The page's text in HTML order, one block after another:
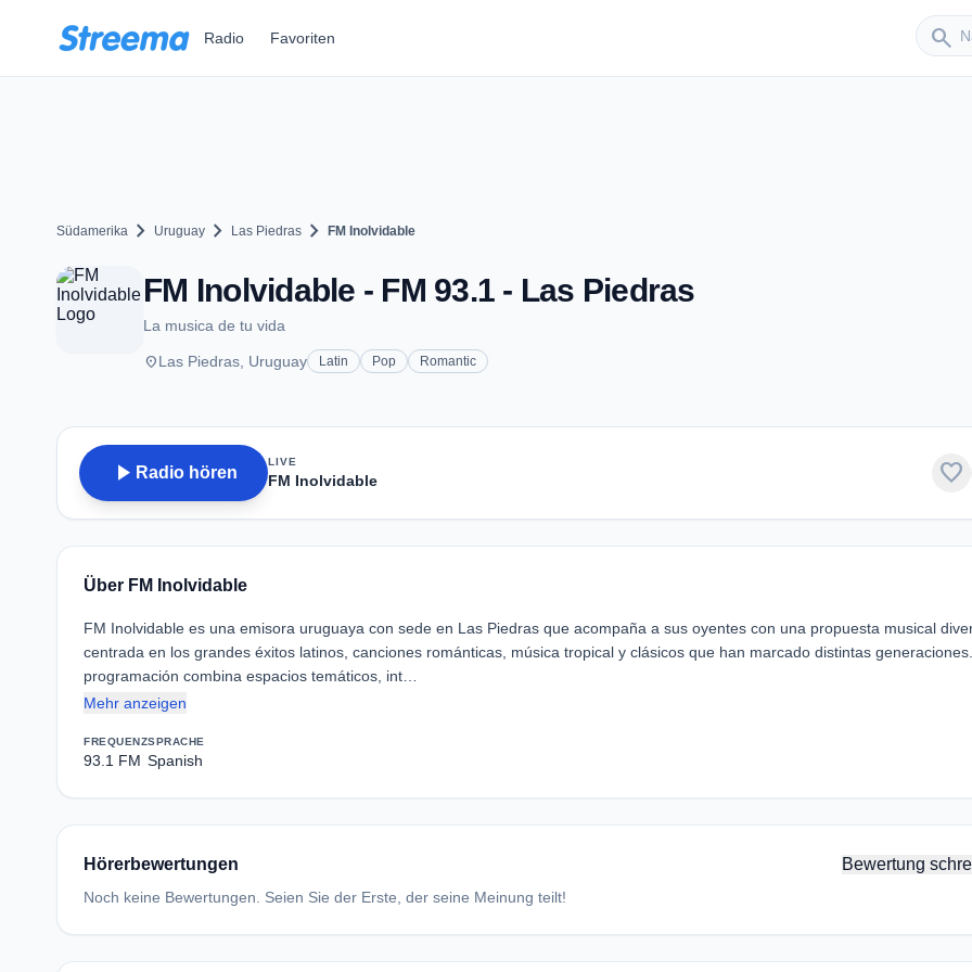
Radio Favoriten search
Sender
Südamerika chevron_right Uruguay chevron_right Las Piedras chevron_right FM Inolvidable
FM Inolvidable - FM 93.1 - Las Piedras
La musica de tu vida
placeLas Piedras, Uruguay Latin Pop Romantic
play_arrow Radio hören
LIVE
FM Inolvidable favorite
Über FM Inolvidable
FM Inolvidable es una emisora uruguaya con sede en Las Piedras que acompaña a sus oyentes con una propuesta musical
centrada en los grandes éxitos latinos, canciones románticas, música tropical y clásicos que han marcado distintas
programación combina espacios temáticos, int…
Mehr anzeigen
FREQUENZ
93.1 FM
SPRACHE
Spanish
Hörerbewertungen Bewertung
Noch keine Bewertungen. Seien Sie der Erste, der seine Meinung teilt!